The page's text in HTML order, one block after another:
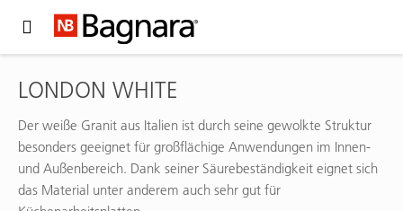
LONDON WHITE
Der weiße Granit aus Italien ist durch seine gewolkte Struktur
besonders geeignet für großflächige Anwendungen im Innen-
und Außenbereich. Dank seiner Säurebeständigkeit eignet sich
das Material unter anderem auch sehr gut für